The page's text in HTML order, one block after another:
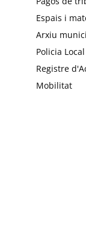
Espais i
Arxiu
Policia Local
Registre
Mobilitat